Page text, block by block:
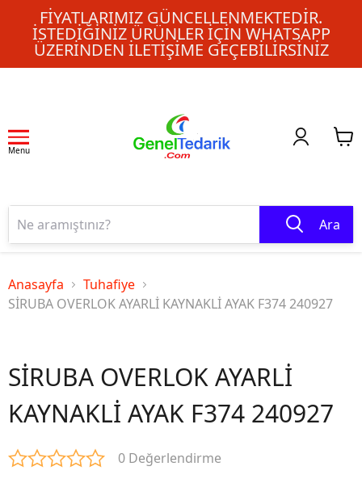
FIYATLARIMIZ GÜNCELLENMEKTEDIR.
İSTEDIĞINIZ ÜRÜNLER IÇIN WHATSAPP
ÜZERINDEN ILETIŞIME GEÇEBILIRSINIZ
Menu
Ara
Anasayfa
Tuhafiye
SİRUBA OVERLOK AYARLİ KAYNAKLİ AYAK F374 240927
SİRUBA OVERLOK AYARLİ
KAYNAKLİ AYAK F374 240927
0 Değerlendirme